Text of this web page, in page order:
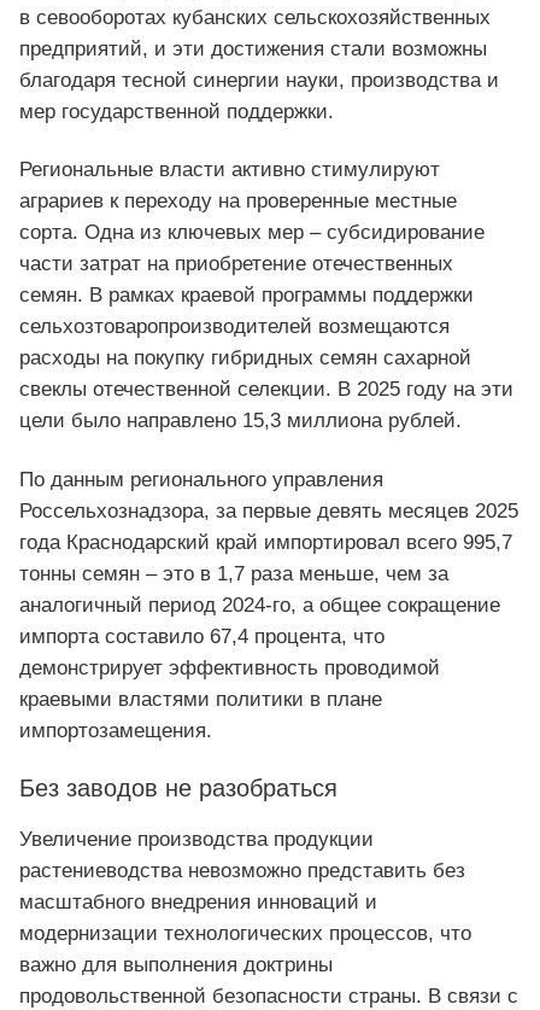
в севооборотах кубанских сельскохозяйственных
предприятий, и эти достижения стали возможны
благодаря тесной синергии науки, производства и
мер государственной поддержки.
Региональные власти активно стимулируют
аграриев к переходу на проверенные местные
сорта. Одна из ключевых мер – субсидирование
части затрат на приобретение отечественных
семян. В рамках краевой программы поддержки
сельхозтоваропроизводителей возмещаются
расходы на покупку гибридных семян сахарной
свеклы отечественной селекции. В 2025 году на эти
цели было направлено 15,3 миллиона рублей.
По данным регионального управления
Россельхознадзора, за первые девять месяцев 2025
года Краснодарский край импортировал всего 995,7
тонны семян – это в 1,7 раза меньше, чем за
аналогичный период 2024-го, а общее сокращение
импорта составило 67,4 процента, что
демонстрирует эффективность проводимой
краевыми властями политики в плане
импортозамещения.
Без заводов не разобраться
Увеличение производства продукции
растениеводства невозможно представить без
масштабного внедрения инноваций и
модернизации технологических процессов, что
важно для выполнения доктрины
продовольственной безопасности страны. В связи с